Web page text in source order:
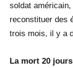
soldat
reconstituer des
trois mois, il y a
La mort 20